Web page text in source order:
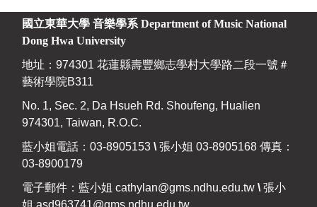
國立東華大學 音樂學系 Department of Music National
Dong Hwa University
地址：974301 花蓮縣壽豐鄉志學村大學路二段一號＃
藝術學院B311
No. 1, Sec. 2, Da Hsueh Rd. Shoufeng, Hualien
974301, Taiwan, R.O.C.
藍小姐電話：03-8905153 \ 張小姐 03-8905168 傳真：
03-8900179
電子郵件：藍小姐 cathylan@gms.ndhu.edu.tw \ 張小
姐 asd963741@gms.ndhu.edu.tw